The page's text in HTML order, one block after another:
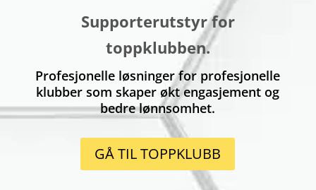
Supporterutstyr for
toppklubben.
Profesjonelle løsninger for profesjonelle
klubber som skaper økt engasjement og
bedre lønnsomhet.
GÅ TIL TOPPKLUBB